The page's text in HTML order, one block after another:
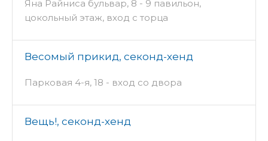
Яна Райниса бульвар, 8 - 9 павильон,
цокольный этаж, вход с торца
Весомый прикид, секонд-хенд
Парковая 4-я, 18 - вход со двора
Вещь!, секонд-хенд